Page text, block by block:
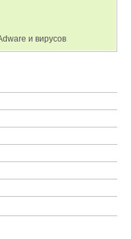
и вирусов